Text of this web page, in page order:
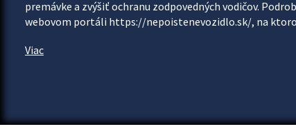
premávke a zvýšiť ochranu zodpovedných vodičov.
webovom portáli https://nepoistenevozidlo.sk/, na
Viac